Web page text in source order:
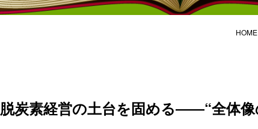
HOME
脱炭素経営の土台を固める――“全体